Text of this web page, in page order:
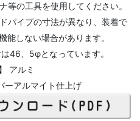
等の工具を使用してください。
パイプの寸法が異なり、装着で
能しない場合があります。
46、5φとなっています。
アルミ
ーアルマイト仕上げ